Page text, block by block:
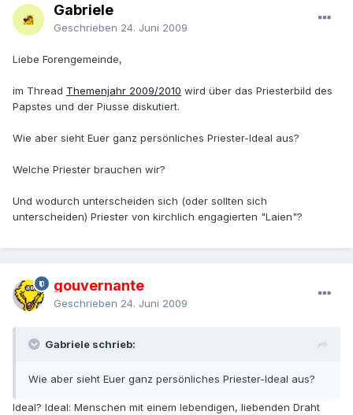
Gabriele
Geschrieben 24. Juni 2009
Liebe Forengemeinde,
im Thread Themenjahr 2009/2010 wird über das Priesterbild des
Papstes und der Piusse diskutiert.
Wie aber sieht Euer ganz persönliches Priester-Ideal aus?
Welche Priester brauchen wir?
Und wodurch unterscheiden sich (oder sollten sich
unterscheiden) Priester von kirchlich engagierten "Laien"?
gouvernante
Geschrieben 24. Juni 2009
Gabriele schrieb:
Wie aber sieht Euer ganz persönliches Priester-Ideal aus?
Ideal? Ideal: Menschen mit einem lebendigen, liebenden Draht